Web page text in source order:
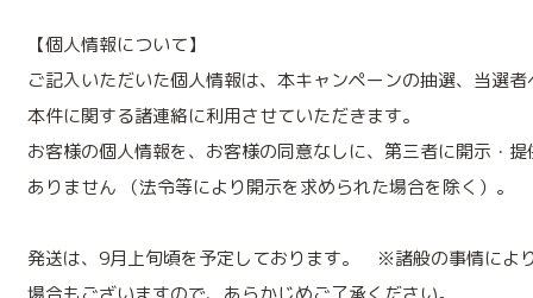
【個人情報について】
ご記入いただいた個人情報は、本キャンペーンの抽選、当選
本件に関する諸連絡に利用させていただきます。
お客様の個人情報を、お客様の同意なしに、第三者に開示・
ありません （法令等により開示を求められた場合を除く）。
発送は、9月上旬頃を予定しております。 ※諸般の事情によ